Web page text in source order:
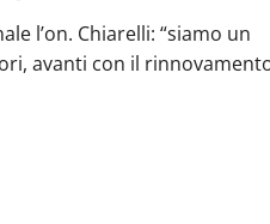
l’on. Chiarelli: “siamo un
avanti con il